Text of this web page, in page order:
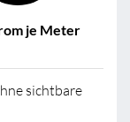
je Meter
sichtbare